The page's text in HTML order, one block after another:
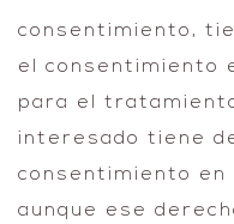
consentimiento,
el consentimiento
para el
interesado tiene
consentimiento en
aunque ese